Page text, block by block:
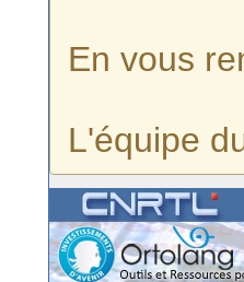
En vous
L'équipe